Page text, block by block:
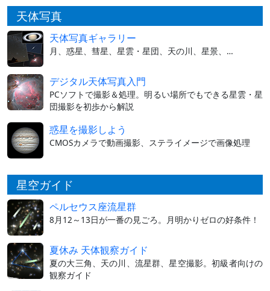
天体写真
天体写真ギャラリー
月、惑星、彗星、星雲・星団、天の川、星景、…
デジタル天体写真入門
PCソフトで撮影＆処理。明るい場所でもできる星雲・星
団撮影を初歩から解説
惑星を撮影しよう
CMOSカメラで動画撮影、ステライメージで画像処理
星空ガイド
ペルセウス座流星群
8月12～13日が一番の見ごろ。月明かりゼロの好条件！
夏休み 天体観察ガイド
夏の大三角、天の川、流星群、星空撮影。初級者向けの
観察ガイド